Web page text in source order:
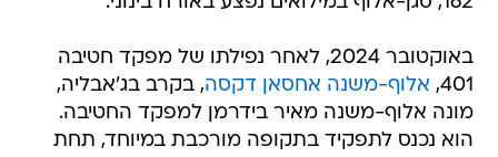
באוקטובר 2024, לאחר נפילתו של מפקד חטיבה
401, אלוף-משנה אחסאן דקסה, בקרב בג'אבליה,
מונה אלוף-משנה מאיר בידרמן למפקד החטיבה.
הוא נכנס לתפקיד בתקופה מורכבת במיוחד, תחת